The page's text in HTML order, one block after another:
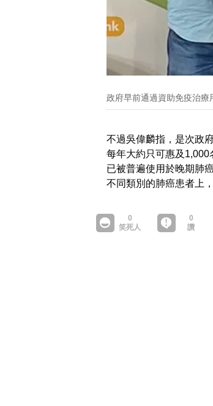
政府早前通過資助免疫治療
不過吳偉麟指，是次政
每年大約只可惠及1,000
已被普遍使用於晚期肺
不同類別的肺癌患者上